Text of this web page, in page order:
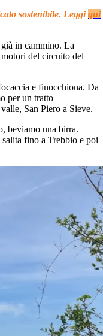
sostenibile. Leggiqui
in cammino. La
motori del circuito del
e finocchiona. Da
per un tratto
San Piero a Sieve.
beviamo una birra.
fino a Trebbio e poi